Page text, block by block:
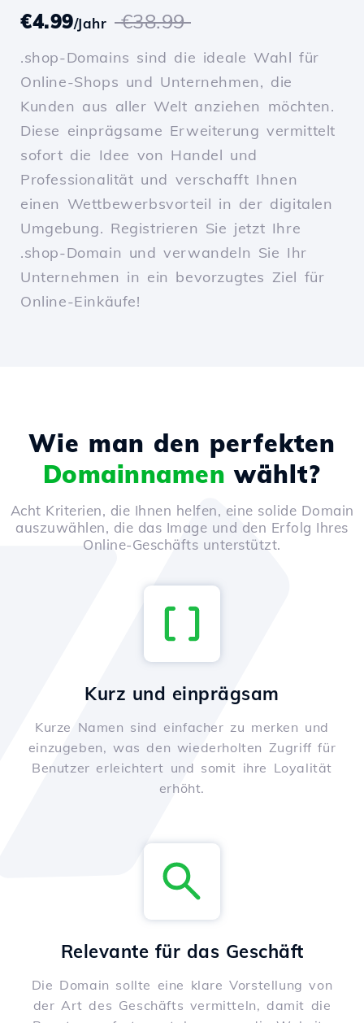
€4.99/Jahr €38.99
.shop-Domains sind die ideale Wahl für
Online-Shops und Unternehmen, die
Kunden aus aller Welt anziehen möchten.
Diese einprägsame Erweiterung vermittelt
sofort die Idee von Handel und
Professionalität und verschafft Ihnen
einen Wettbewerbsvorteil in der digitalen
Umgebung. Registrieren Sie jetzt Ihre
.shop-Domain und verwandeln Sie Ihr
Unternehmen in ein bevorzugtes Ziel für
Online-Einkäufe!
Wie man den perfekten
Domainnamen wählt?
Acht Kriterien, die Ihnen helfen, eine solide Domain
auszuwählen, die das Image und den Erfolg Ihres
Online-Geschäfts unterstützt.
Kurz und einprägsam
Kurze Namen sind einfacher zu merken und
einzugeben, was den wiederholten Zugriff für
Benutzer erleichtert und somit ihre Loyalität
erhöht.
Relevante für das Geschäft
Die Domain sollte eine klare Vorstellung von
der Art des Geschäfts vermitteln, damit die